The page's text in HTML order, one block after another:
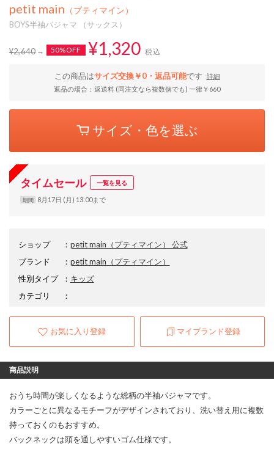
petit main （プティマイン）
BOYS半袖パジャマ （サックス）
¥2,640 50%OFF ¥1,320 税込
この商品はサイズ交換￥0・返品可能です
詳細
返品の場合：返送料 (同注文なら複数個でも) 一律￥660
サイズ・色を選ぶ
タイムセール 一覧を見る
期間 8月17日 (月) 13:00まで
ショップ ： petit main（プティマイン） 公式
ブランド
： petit main （プティマイン）
性別タイプ
： キッズ
カテゴリ
：
お気に入り登録 マイブランド登録
商品説明
おうち時間が楽しくなるような総柄の半袖パジャマです。
カラーごとに異なるモチーフがデザインされており、洗い替え用に複数
持っておくのもおすすめ。
バックネックは頭を通しやすいゴム仕様です。